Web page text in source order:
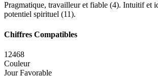
Pragmatique, travailleur et fiable (4). Intuitif et
potentiel spirituel (11).
Chiffres Compatibles
1 2468
Couleur
Jour Favorable